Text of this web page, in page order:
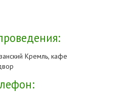
Кремль, кафе